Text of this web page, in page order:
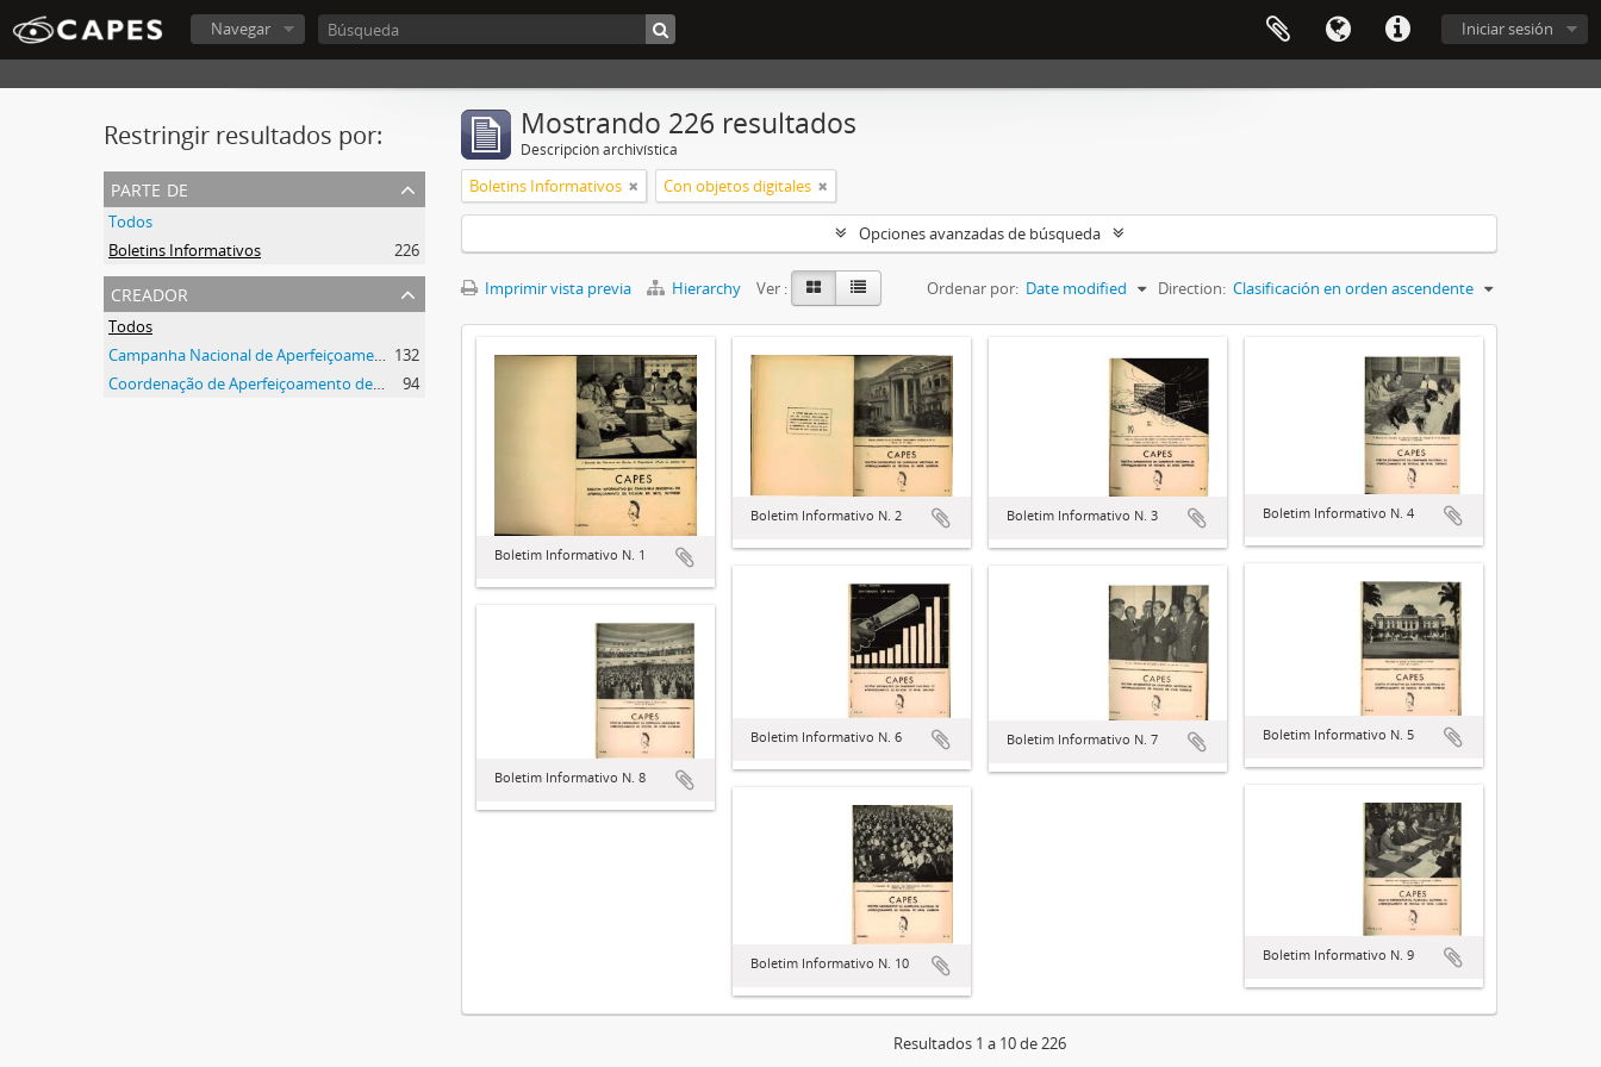
Iniciar sesión
Navegar
Restringir resultados por:
parte de
Todos
Boletins Informativos
226
creador
Todos
Campanha Nacional de Aperfeiçoamento de Pessoal de Nível Superior (CAPES) 132
Coordenação de Aperfeiçoamento de Pessoal de Nível Superior (CAPES)
94
Mostrando 226 resultados
Descripción archivística
Boletins Informativos Con objetos digitales
Opciones avanzadas de búsqueda
Imprimir vista previa Hierarchy Ver : Ordenar por: Date modified Direction: Clasificación en orden ascendente
Boletim Informativo N. 1
Boletim Informativo N. 2 Boletim Informativo N. 3 Boletim Informativo N. 4
Boletim Informativo N. 5
Boletim Informativo N. 6 Boletim Informativo N. 7
Boletim Informativo N. 8
Boletim Informativo N. 9
Boletim Informativo N. 10
Resultados 1 a 10 de 226